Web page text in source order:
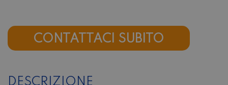
CONTATTACI SUBITO
DESCRIZIONE